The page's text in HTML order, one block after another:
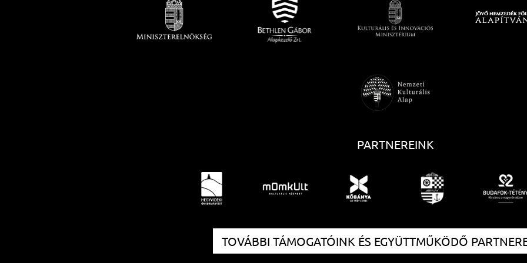
PARTNEREINK
TOVÁBBI TÁMOGATÓINK ÉS EGYÜTTMŰKÖDŐ